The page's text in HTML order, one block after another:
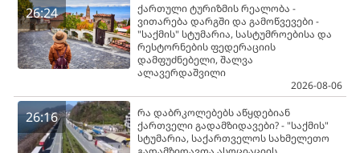
26:24
ქართული ტურიზმის რეალობა -
ვითარება დარგში და გამოწვევები -
"საქმის" სტუმარია, სასტუმროებისა და
რესტორნების ფედერაციის
დამფუძნებელი, შალვა
ალავერდაშვილი
2026-08-06
26:16
რა დაბრკოლებებს აწყდებიან
ქართველი გადამზიდავები? - "საქმის"
სტუმარია, საქართველოს სახმელეთო